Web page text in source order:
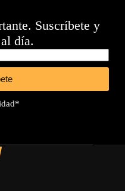
Suscríbete y
día.
*